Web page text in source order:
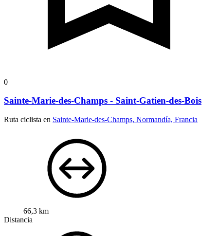
0
Sainte-Marie-des-Champs - Saint-Gatien-des-Bois
Ruta ciclista en Sainte-Marie-des-Champs, Normandía, Francia
66,3 km
Distancia